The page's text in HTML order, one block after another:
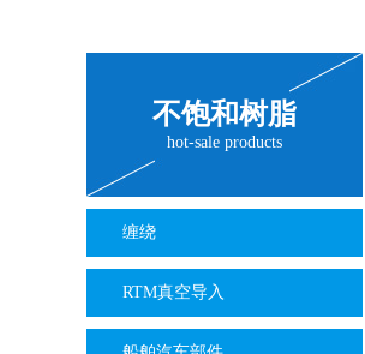
不饱和树脂
hot-sale products
缠绕
RTM真空导入